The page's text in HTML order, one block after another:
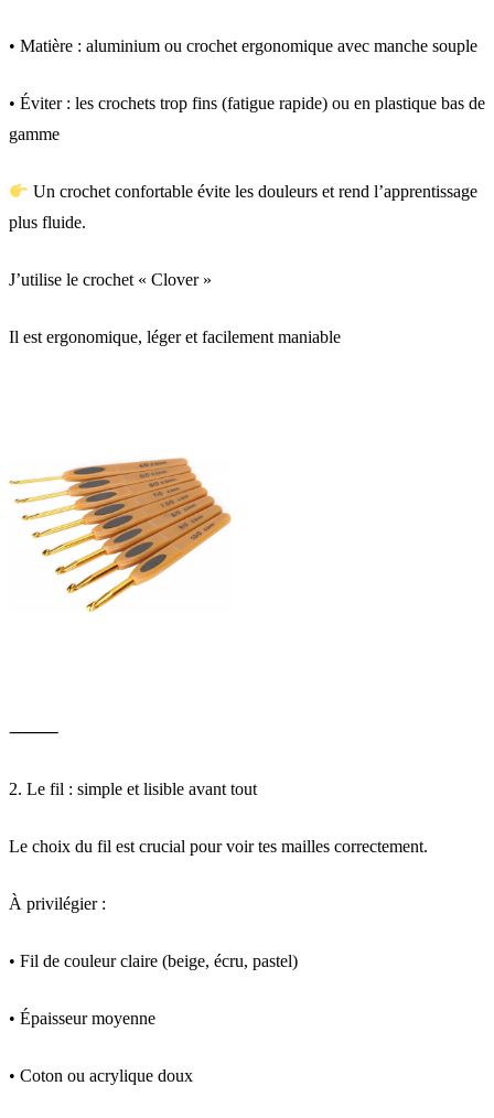
• Matière : aluminium ou crochet ergonomique avec manche souple
• Éviter : les crochets trop fins (fatigue rapide) ou en plastique bas de
gamme
Un crochet confortable évite les douleurs et rend l’apprentissage
plus fluide.
J’utilise le crochet « Clover »
Il est ergonomique, léger et facilement maniable
⸻
2. Le fil : simple et lisible avant tout
Le choix du fil est crucial pour voir tes mailles correctement.
À privilégier :
• Fil de couleur claire (beige, écru, pastel)
• Épaisseur moyenne
• Coton ou acrylique doux